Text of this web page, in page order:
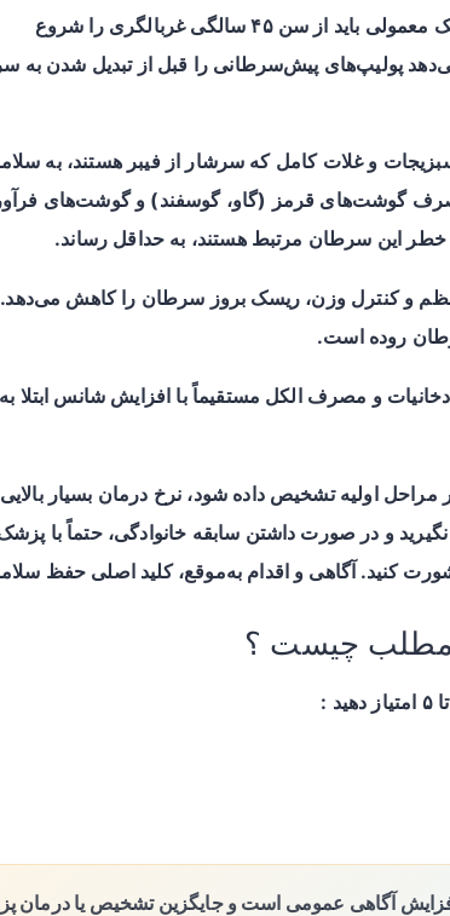
مخفی در مدفوع) است. افراد با ریسک معمولی باید از سن ۴۵ سالگی غربالگری را شروع
پولیپ‌های پیش‌سرطانی را قبل از تبدیل شدن به
و غلات کامل که سرشار از فیبر هستند، به
گوشت‌های قرمز (گاو، گوسفند) و گوشت‌های
این سرطان مرتبط هستند، به حداقل رساند.
و کنترل وزن، ریسک بروز سرطان را کاهش
روده است.
و مصرف الکل مستقیماً با افزایش شانس ابتلا
اولیه تشخیص داده شود، نرخ درمان بسیار بالایی
نگیرید و در صورت داشتن سابقه خانوادگی، حتماً با
کنید. آگاهی و اقدام به‌موقع، کلید اصلی حفظ
مطلب چیست ؟
آگاهی عمومی است و جایگزین تشخیص یا درمان